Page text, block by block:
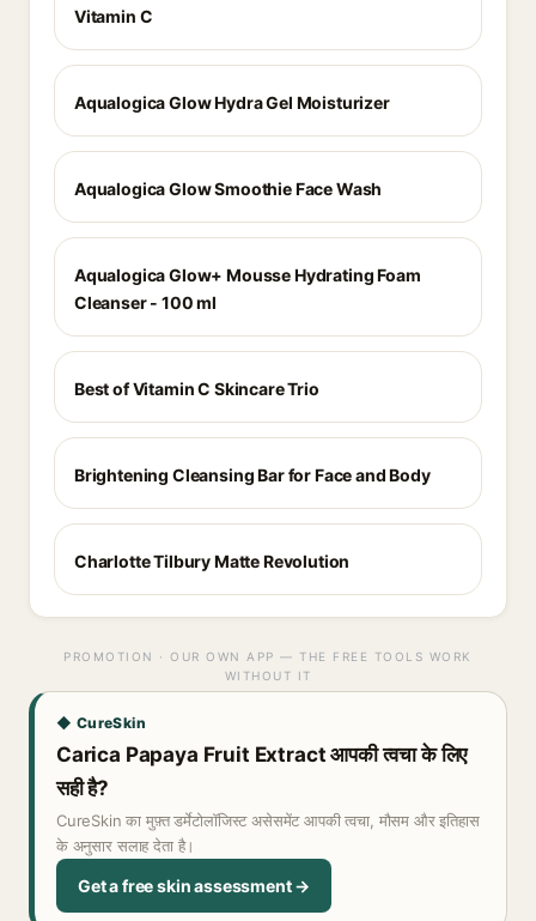
Vitamin C
Aqualogica Glow Hydra Gel Moisturizer
Aqualogica Glow Smoothie Face Wash
Aqualogica Glow+ Mousse Hydrating Foam
Cleanser - 100 ml
Best of Vitamin C Skincare Trio
Brightening Cleansing Bar for Face and Body
Charlotte Tilbury Matte Revolution
PROMOTION · OUR OWN APP — THE FREE TOOLS WORK
WITHOUT IT
◆ CureSkin
Carica Papaya Fruit Extract आपकी त्वचा के लिए
सही है?
CureSkin का मुफ़्त डर्मेटोलॉजिस्ट असेसमेंट आपकी त्वचा, मौसम और इतिहास
के अनुसार सलाह देता है।
Get a free skin assessment →